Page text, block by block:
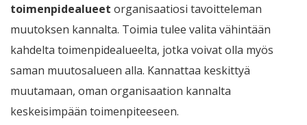
toimenpidealueet organisaatiosi tavoitteleman
muutoksen kannalta. Toimia tulee valita vähintään
kahdelta toimenpidealueelta, jotka voivat olla myös
saman muutosalueen alla. Kannattaa keskittyä
muutamaan, oman organisaation kannalta
keskeisimpään toimenpiteeseen.